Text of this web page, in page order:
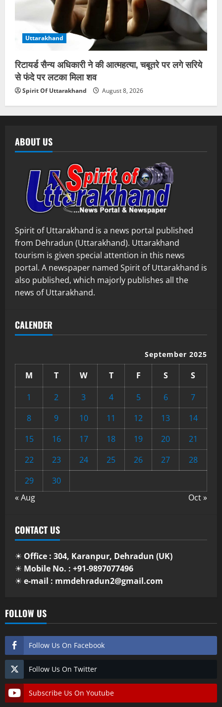
Uttarakhand
रिटायर्ड सैन्य अधिकारी ने की आत्महत्या, चबूतरे पर लगे सरिये
से फंदे पर लटका मिला शव
Spirit Of Uttarakhand August 8, 2026
ABOUT US
Spirit of Uttarakhand is a news portal published
from Dehradun (Uttarakhand). Uttarakhand
tourism is given special attention in this news
portal. A newspaper named Spirit of Uttarakhand is
also published, which majorly publishes all the
news of Uttarakhand.
CALENDER
September 2025
M T W T F S
S
1
2 3 4 5 6
7
8
9 10 11 12 13
14
15
16 17 18 19 20
21
22
23 24 25 26 27
28
29
30
« Aug
Oct »
CONTACT US
☀ Office : 304, Karanpur, Dehradun (UK)
☀ Mobile No. : +91-9897077496
☀ e-mail : mmdehradun2@gmail.com
FOLLOW US
Follow Us On Facebook
Follow Us On Twitter
Subscribe Us On Youtube